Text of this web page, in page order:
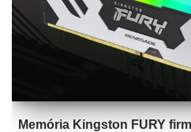
Memória Kingston FURY